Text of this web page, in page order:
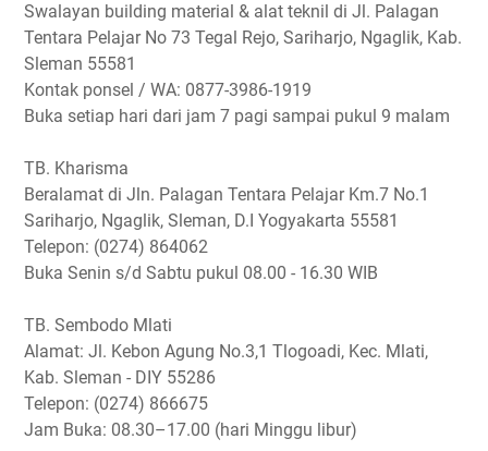
Swalayan building material & alat teknil di Jl. Palagan
Tentara Pelajar No 73 Tegal Rejo, Sariharjo, Ngaglik, Kab.
Sleman 55581
Kontak ponsel / WA: 0877-3986-1919
Buka setiap hari dari jam 7 pagi sampai pukul 9 malam
TB. Kharisma
Beralamat di Jln. Palagan Tentara Pelajar Km.7 No.1
Sariharjo, Ngaglik, Sleman, D.I Yogyakarta 55581
Telepon: (0274) 864062
Buka Senin s/d Sabtu pukul 08.00 - 16.30 WIB
TB. Sembodo Mlati
Alamat: Jl. Kebon Agung No.3,1 Tlogoadi, Kec. Mlati,
Kab. Sleman - DIY 55286
Telepon: (0274) 866675
Jam Buka: 08.30–17.00 (hari Minggu libur)